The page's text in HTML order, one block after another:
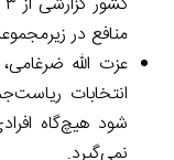
منافع در
عزت الله
شود هیچ‌گاه
نمی‌گیرد.